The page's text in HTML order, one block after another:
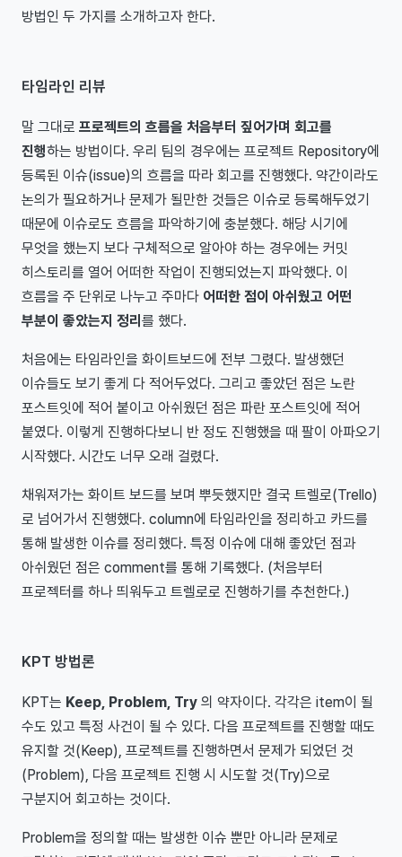
방법인 두 가지를 소개하고자 한다.
타임라인 리뷰
말 그대로 프로젝트의 흐름을 처음부터 짚어가며 회고를
진행하는 방법이다. 우리 팀의 경우에는 프로젝트 Repository에
등록된 이슈(issue)의 흐름을 따라 회고를 진행했다. 약간이라도
논의가 필요하거나 문제가 될만한 것들은 이슈로 등록해두었기
때문에 이슈로도 흐름을 파악하기에 충분했다. 해당 시기에
무엇을 했는지 보다 구체적으로 알아야 하는 경우에는 커밋
히스토리를 열어 어떠한 작업이 진행되었는지 파악했다. 이
흐름을 주 단위로 나누고 주마다 어떠한 점이 아쉬웠고 어떤
부분이 좋았는지 정리 를 했다.
처음에는 타임라인을 화이트보드에 전부 그렸다. 발생했던
이슈들도 보기 좋게 다 적어두었다. 그리고 좋았던 점은 노란
포스트잇에 적어 붙이고 아쉬웠던 점은 파란 포스트잇에 적어
붙였다. 이렇게 진행하다보니 반 정도 진행했을 때 팔이 아파오기
시작했다. 시간도 너무 오래 걸렸다.
채워져가는 화이트 보드를 보며 뿌듯했지만 결국 트렐로(Trello)
로 넘어가서 진행했다. column에 타임라인을 정리하고 카드를
통해 발생한 이슈를 정리했다. 특정 이슈에 대해 좋았던 점과
아쉬웠던 점은 comment를 통해 기록했다. (처음부터
프로젝터를 하나 띄워두고 트렐로로 진행하기를 추천한다.)
KPT 방법론
KPT는 Keep, Problem, Try 의 약자이다. 각각은 item이 될
수도 있고 특정 사건이 될 수 있다. 다음 프로젝트를 진행할 때도
유지할 것(Keep), 프로젝트를 진행하면서 문제가 되었던 것
(Problem), 다음 프로젝트 진행 시 시도할 것(Try)으로
구분지어 회고하는 것이다.
Problem을 정의할 때는 발생한 이슈 뿐만 아니라 문제로